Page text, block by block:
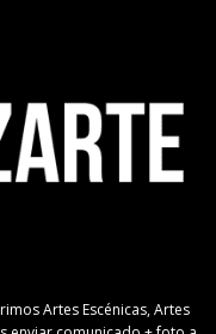
Artes Escénicas, Artes